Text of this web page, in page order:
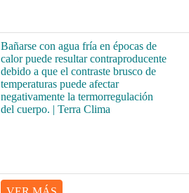
Bañarse con agua fría en épocas de
calor puede resultar contraproducente
debido a que el contraste brusco de
temperaturas puede afectar
negativamente la termorregulación
del cuerpo. | Terra Clima